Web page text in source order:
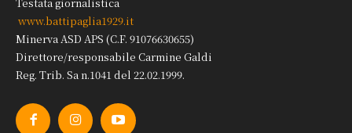
www.battipaglia1929.it
Minerva ASD APS (C.F. 91076630655)
Direttore/responsabile Carmine Galdi
Reg. Trib. Sa n.1041 del 22.02.1999.